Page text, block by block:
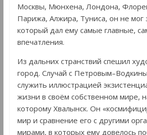
Москвы, Мюнхена, Лондона,
Парижа, Алжира, Туниса, он не мог
который дал ему самые главные,
впечатления.
Из дальних странствий спешил
город. Случай с
служить иллюстрацией
жизни в своём собственном мире,
которому Хвалынск. Он
мир и сравнение его с другими
мирами, в которых ему довелось